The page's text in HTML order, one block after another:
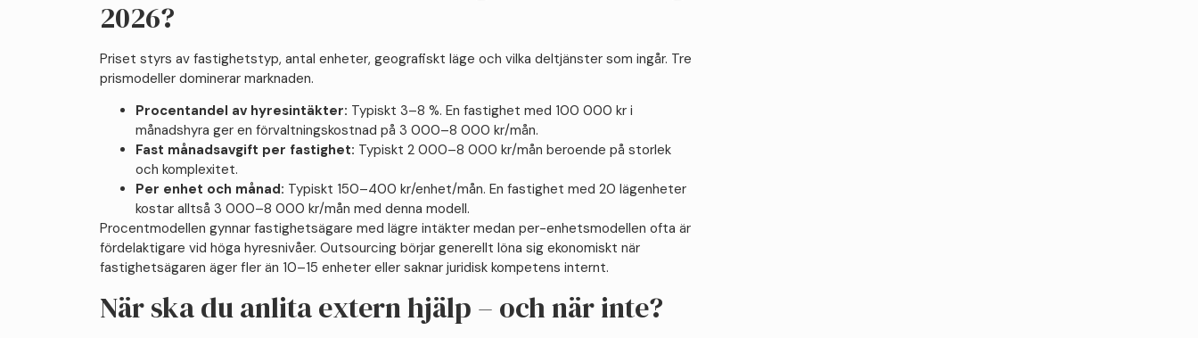
2026?
Priset styrs av fastighetstyp, antal enheter, geografiskt läge och vilka deltjänster som ingår. Tre
prismodeller dominerar marknaden.
Procentandel av hyresintäkter: Typiskt 3–8 %. En fastighet med 100 000 kr i
månadshyra ger en förvaltningskostnad på 3 000–8 000 kr/mån.
Fast månadsavgift per fastighet: Typiskt 2 000–8 000 kr/mån beroende på storlek
och komplexitet.
Per enhet och månad: Typiskt 150–400 kr/enhet/mån. En fastighet med 20 lägenheter
kostar alltså 3 000–8 000 kr/mån med denna modell.
Procentmodellen gynnar fastighetsägare med lägre intäkter medan per-enhetsmodellen ofta är
fördelaktigare vid höga hyresnivåer. Outsourcing börjar generellt löna sig ekonomiskt när
fastighetsägaren äger fler än 10–15 enheter eller saknar juridisk kompetens internt.
När ska du anlita extern hjälp – och när inte?